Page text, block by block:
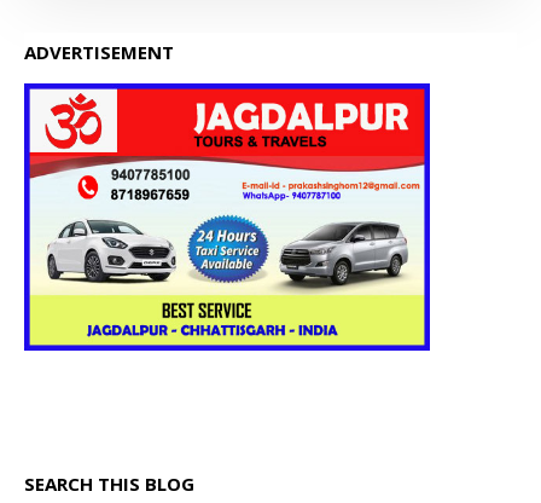
ADVERTISEMENT
SEARCH THIS BLOG